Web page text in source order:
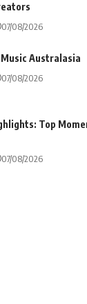
07/08/2026
Australasia
07/08/2026
Top
07/08/2026